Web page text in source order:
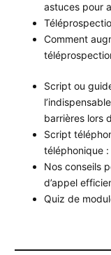
astuces pour
Comment
Script ou
barrières lors
Script
téléphonique
Nos conseils
d’appel
Quiz de